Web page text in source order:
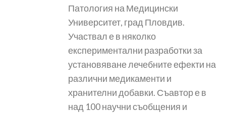
Патология на Медицински
Университет, град Пловдив.
Участвал е в няколко
експериментални разработки за
установяване лечебните ефекти на
различни медикаменти и
хранителни добавки. Съавтор е в
над 100 научни съобщения и